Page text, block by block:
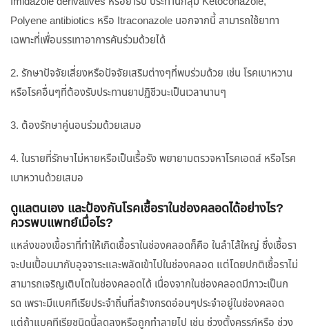
Polyene antibiotics หรือ Itraconazole นอกจากนี้ สามารถใช้ยาทา
เฉพาะที่เพื่อบรรเทาอาการคันร่วมด้วยได้
2. รักษาปัจจัยเสี่ยงหรือปัจจัยเสริมต่างๆที่พบร่วมด้วย เช่น โรคเบาหวาน
หรือโรคอื่นๆที่ต้องรับประทานยาปฏิชีวนะเป็นเวลานานๆ
3. ต้องรักษาคู่นอนร่วมด้วยเสมอ
4. ในรายที่รักษาไม่หายหรือเป็นเรื้อรัง พยายามตรวจหาโรคเอดส์ หรือโรค
เบาหวานด้วยเสมอ
ดูแลตนเอง และป้องกันโรคเชื้อราในช่องคลอดได้อย่างไร?
ควรพบแพทย์เมื่อไร?
แหล่งของเขื้อราที่ทำให้เกิดเชื้อราในช่องคลอดก็คือ ในลำไส้ใหญ่ ซึ่งเชื้อรา
จะปนเปื้อนมากับอุจจาระและพลัดเข้าไปในช่องคลอด แต่โดยปกติเชื้อราไม่
สามารถเจริญเติบโตในช่องคลอดได้ เนื่องจากในช่องคลอดมีภาวะเป็นก
รด เพราะมีแบคทีเรียประจำถิ่นที่สร้างกรดอ่อนๆประจำอยู่ในช่องคลอด
แต่ถ้าแบคทีเรียชนิดนี้ลดลงหรือถูกทำลายไป เช่น ช่วงตั้งครรภ์หรือ ช่วง